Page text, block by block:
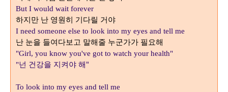
But I would wait forever
하지만 난 영원히 기다릴 거야
I need someone else to look into my eyes and tell me
난 눈을 들여다보고 말해줄 누군가가 필요해
"Girl, you know you've got to watch your health"
"넌 건강을 지켜야 해"
To look into my eyes and tell me